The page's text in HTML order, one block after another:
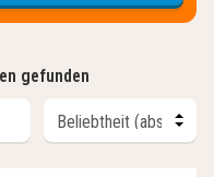
gefunden